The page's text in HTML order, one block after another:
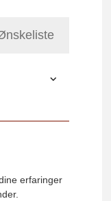
erfaringer